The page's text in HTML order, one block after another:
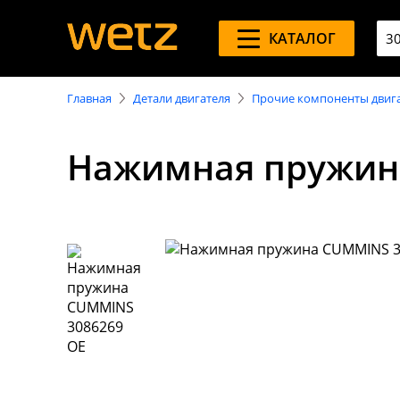
КАТАЛОГ
Главная Детали двигателя Прочие компоненты
Нажимная